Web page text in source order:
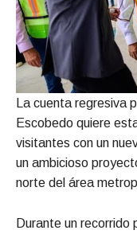
La cuenta regresiva
Escobedo quiere
visitantes con un
un ambicioso
norte del área
Durante un recorrido